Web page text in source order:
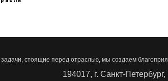
194017, г. Санкт-
стоящие перед отраслью, мы создаем